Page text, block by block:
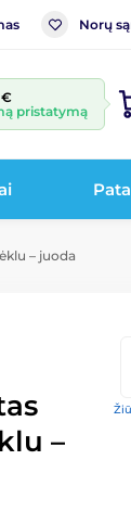
Norų
€
pristatymą
– juoda
–